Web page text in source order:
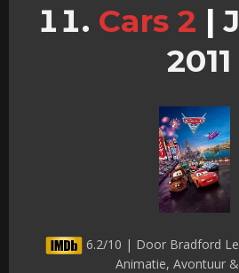
Cars 2 |
2011
6.2/10 | Door Bradford
Animatie, Avontuur